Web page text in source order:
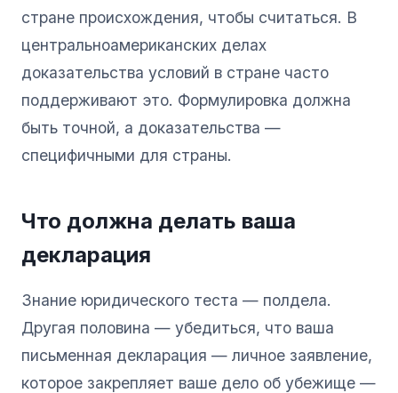
стране происхождения, чтобы считаться. В
центральноамериканских делах
доказательства условий в стране часто
поддерживают это. Формулировка должна
быть точной, а доказательства —
специфичными для страны.
Что должна делать ваша
декларация
Знание юридического теста — полдела.
Другая половина — убедиться, что ваша
письменная декларация — личное заявление,
которое закрепляет ваше дело об убежище —